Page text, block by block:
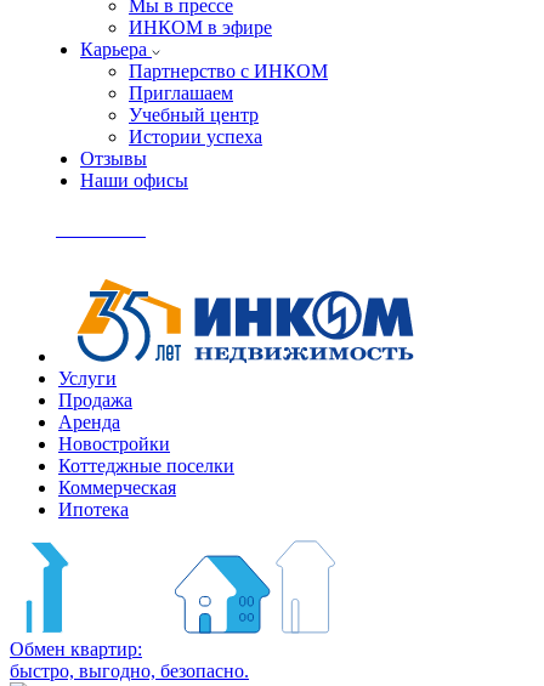
Мы в прессе
ИНКОМ в эфире
Карьера
Партнерство с ИНКОМ
Приглашаем
Учебный центр
Истории успеха
Отзывы
Наши офисы
Услуги
Продажа
Аренда
Новостройки
Коттеджные поселки
Коммерческая
Ипотека
Обмен квартир:
быстро, выгодно, безопасно.